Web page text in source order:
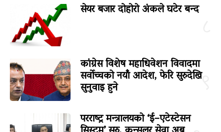
सेयर बजार दोहोरो अंकले घटेर बन्द
९
कांग्रेस विशेष महाधिवेशन विवादमा
सर्वोच्चको नयाँ आदेश, फेरि सुरुदेखि
सुनुवाइ हुने
परराष्ट्र मन्त्रालयको ‘ई–एटेस्टेसन